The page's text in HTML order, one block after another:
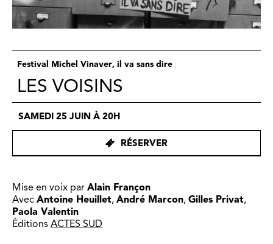
Festival Michel Vinaver, il va sans dire
LES VOISINS
SAMEDI 25 JUIN À 20H
RÉSERVER
Mise en voix par Alain Françon
Avec Antoine Heuillet, André Marcon, Gilles Privat,
Paola Valentin
Éditions ACTES SUD